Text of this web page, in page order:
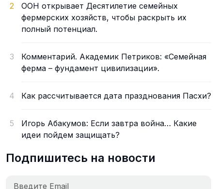
2
ООН открывает Десятилетие семейных
фермерских хозяйств, чтобы раскрыть их
полный потенциал.
3
Комментарий. Академик Петриков: «Семейная
ферма – фундамент цивилизации».
4 Как рассчитывается дата празднования Пасхи?
5
Игорь Абакумов: Если завтра война… Какие
идеи пойдем защищать?
Подпишитесь на новости